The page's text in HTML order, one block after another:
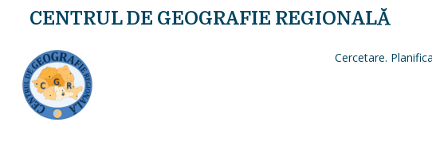
CENTRUL DE GEOGRAFIE REGIONALĂ
Cercetare.